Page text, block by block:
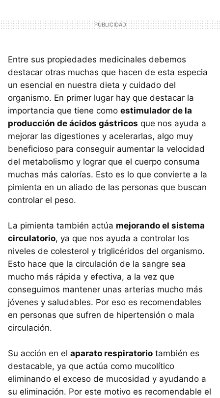
Entre sus propiedades medicinales debemos
destacar otras muchas que hacen de esta especia
un esencial en nuestra dieta y cuidado del
organismo. En primer lugar hay que destacar la
importancia que tiene como estimulador de la
producción de ácidos gástricos que nos ayuda a
mejorar las digestiones y acelerarlas, algo muy
beneficioso para conseguir aumentar la velocidad
del metabolismo y lograr que el cuerpo consuma
muchas más calorías. Esto es lo que convierte a la
pimienta en un aliado de las personas que buscan
controlar el peso.
La pimienta también actúa mejorando el sistema
circulatorio, ya que nos ayuda a controlar los
niveles de colesterol y triglicéridos del organismo.
Esto hace que la circulación de la sangre sea
mucho más rápida y efectiva, a la vez que
conseguimos mantener unas arterias mucho más
jóvenes y saludables. Por eso es recomendables
en personas que sufren de hipertensión o mala
circulación.
Su acción en el aparato respiratorio también es
destacable, ya que actúa como mucolítico
eliminando el exceso de mucosidad y ayudando a
su eliminación. Por este motivo es recomendable el